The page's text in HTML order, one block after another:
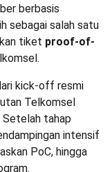
berbasis
sebagai salah satu
tiket proof-of-
kick-off resmi
Telkomsel
Setelah tahap
intensif
PoC, hingga